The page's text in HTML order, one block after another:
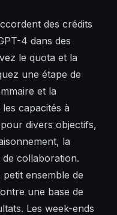
des crédits
4 dans des
le quota et la
une étape de
et la
capacités à
divers objectifs,
la
collaboration.
ensemble de
une base de
Les week-ends